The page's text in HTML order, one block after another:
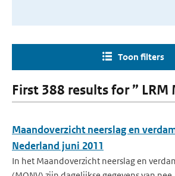
Toon filters
First 388 results for ” LRM
Maandoverzicht neerslag en
Nederland juni 2011
In het Maandoverzicht neerslag en